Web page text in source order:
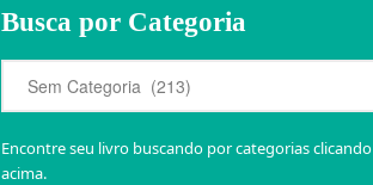
Busca por Categoria
Encontre seu livro buscando por categorias clicando
acima.